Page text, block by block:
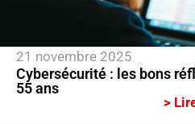
21 novembre 2025
Cybersécurité : les bons
55 ans
>